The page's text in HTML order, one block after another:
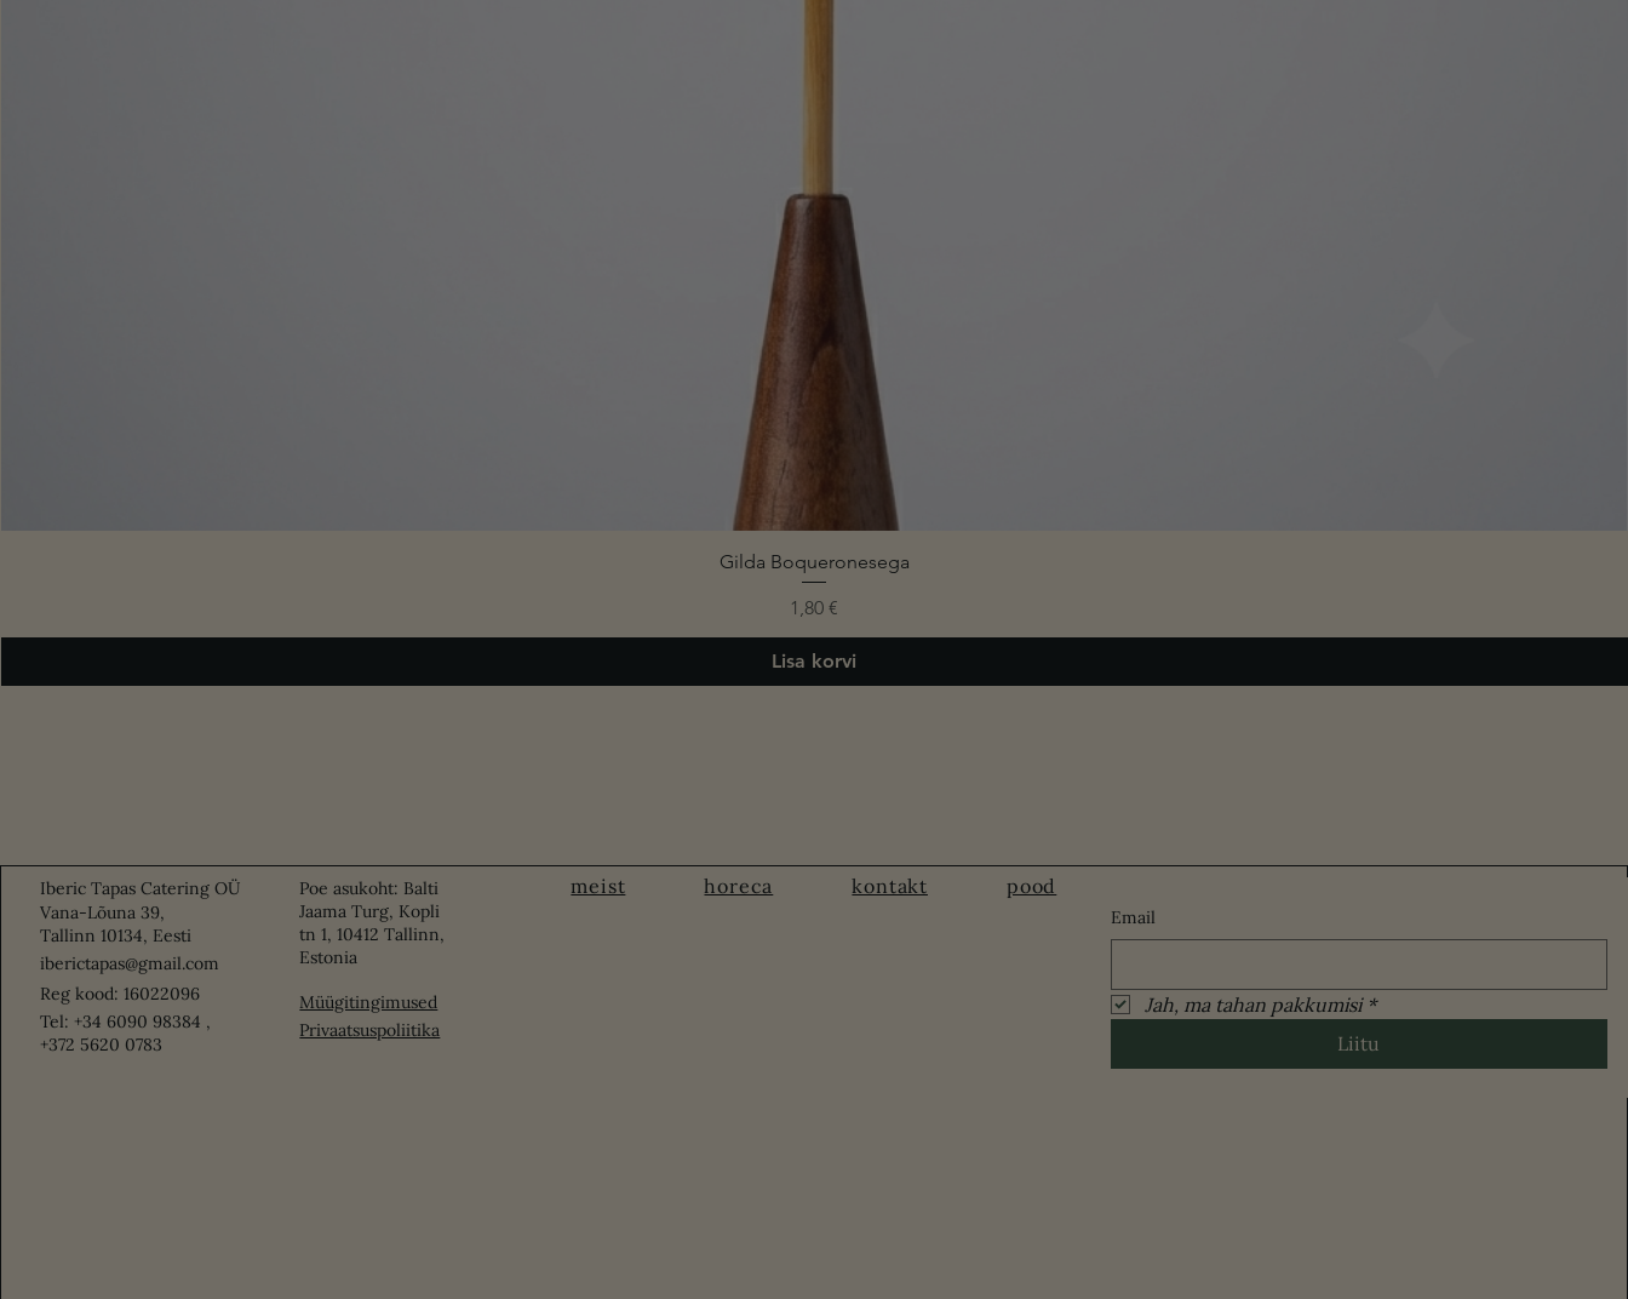
Gilda Boqueronesega
Price
1,80 €
Lisa korvi
Vana-Lõuna 39,
Tallinn 10134, Eesti
Iberic Tapas Catering OÜ
iberictapas@gmail.com
Reg kood: 16022096
Tel: +34 6090 98384 ,
+372 5620 0783
Poe asukoht: Balti
Jaama Turg, Kopli
tn 1, 10412 Tallinn,
Estonia
Müügitingimused
Privaatsuspoliitika
meist horeca kontakt pood
Email
Jah, ma tahan pakkumisi *
Liitu